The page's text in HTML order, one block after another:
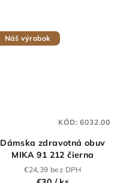
Náš výrobok
Dámska zdravotná obuv
MIKA 91 212 čierna
€24,39 bez DPH
KÓD:6032.00